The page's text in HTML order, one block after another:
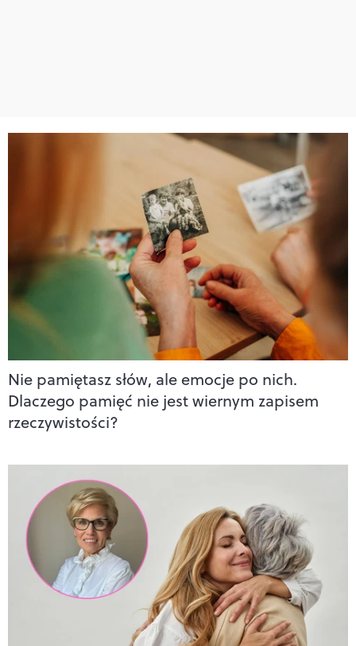
Nie pamiętasz słów, ale emocje po nich.
Dlaczego pamięć nie jest wiernym zapisem
rzeczywistości?